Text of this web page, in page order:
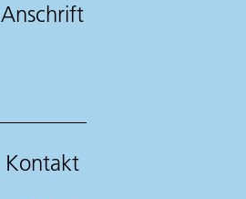
Anschrift
Kontakt